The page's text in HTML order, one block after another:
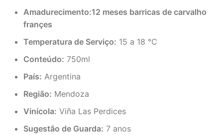
Amadurecimento:12 meses barricas de carvalho
françes
Temperatura de Serviço: 15 a 18 °C
Conteúdo: 750ml
País: Argentina
Região: Mendoza
Vinícola: Viña Las Perdices
Sugestão de Guarda: 7 anos